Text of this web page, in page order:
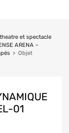
et spectacle
ARENA –
> Objet
01